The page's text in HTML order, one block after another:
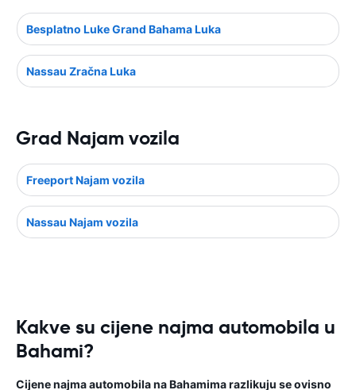
Besplatno Luke Grand Bahama Luka
Nassau Zračna Luka
Grad Najam vozila
Freeport Najam vozila
Nassau Najam vozila
Kakve su cijene najma automobila u
Bahami?
Cijene najma automobila na Bahamima razlikuju se ovisno